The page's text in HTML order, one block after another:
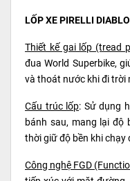
LỐP XE PIRELLI
Thiết kế gai lốp (tread
đua World Superbike,
và thoát nước khi đi trời
Cấu trúc lốp: Sử dụng
bánh sau, mang lại độ
thời giữ độ bền khi chạy
Công nghệ FGD